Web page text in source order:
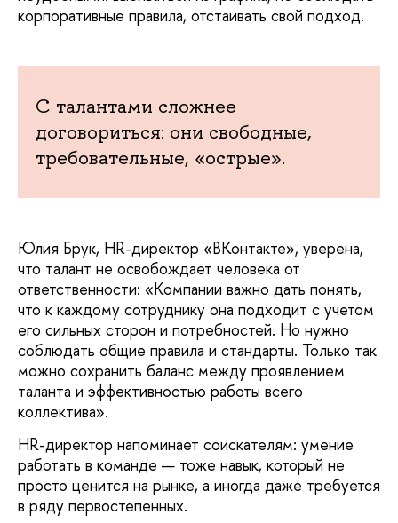
корпоративные правила, отстаивать свой подход.
С талантами сложнее
договориться: они свободные,
требовательные, «острые».
Юлия Брук, HR-директор «ВКонтакте», уверена,
что талант не освобождает человека от
ответственности: «Компании важно дать понять,
что к каждому сотруднику она подходит с учетом
его сильных сторон и потребностей. Но нужно
соблюдать общие правила и стандарты. Только так
можно сохранить баланс между проявлением
таланта и эффективностью работы всего
коллектива».
HR-директор напоминает соискателям: умение
работать в команде — тоже навык, который не
просто ценится на рынке, а иногда даже требуется
в ряду первостепенных.